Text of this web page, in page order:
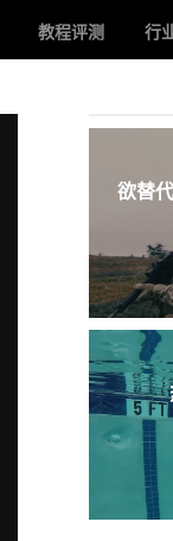
教程评测 行
欲替
场，